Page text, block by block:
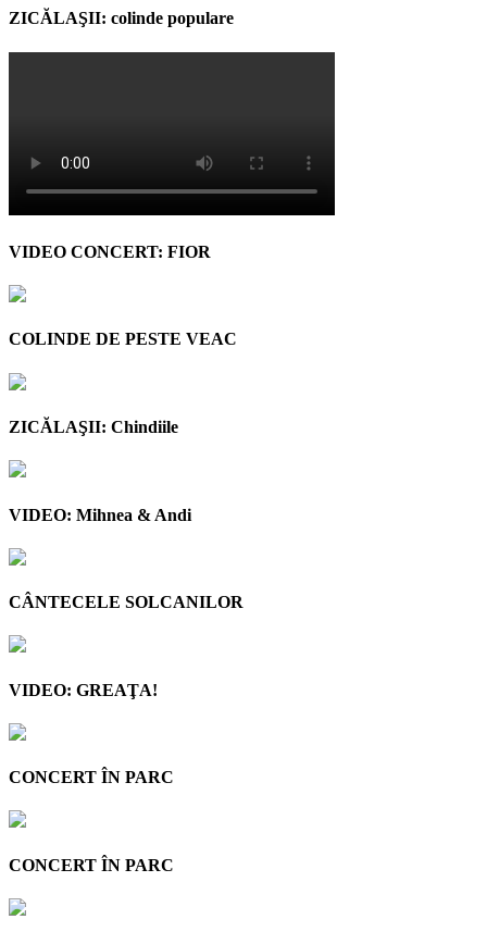
ZICĂLAŞII: colinde populare
VIDEO CONCERT: FIOR
COLINDE DE PESTE VEAC
ZICĂLAŞII: Chindiile
VIDEO: Mihnea & Andi
CÂNTECELE SOLCANILOR
VIDEO: GREAŢA!
CONCERT ÎN PARC
CONCERT ÎN PARC